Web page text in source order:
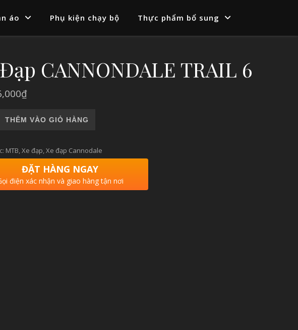
áo Phụ kiện chạy bộ Thực phẩm bổ sung
CANNONDALE TRAIL 6
₫
TRAIL 6 số lượng
THÊM VÀO GIỎ HÀNG
MTB,Xe đạp,Xe đạp Cannodale
ĐẶT HÀNG NGAY
điện xác nhận và giao hàng tận nơi